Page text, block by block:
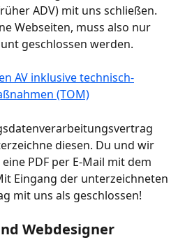
ADV) mit uns schließen.
Webseiten, muss also nur
geschlossen werden.
AV inklusive technisch-
(TOM)
diesen. Du und wir
PDF per E-Mail mit dem
Eingang der unterzeichneten
mit uns als geschlossen!
Webdesigner